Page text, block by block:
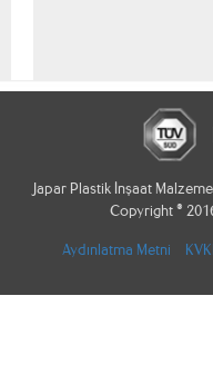
Japar Plastik İnşaat
Copyright ©
Aydınlatma Metni